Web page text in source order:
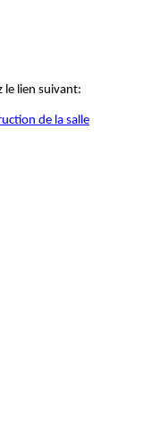
le lien suivant:
de la salle